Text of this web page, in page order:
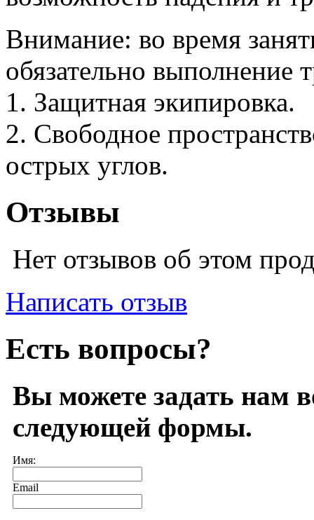
Внимание: во время
обязательно выполнение
1. Защитная экипировка.
2. Свободное
острых углов.
Отзывы
Нет отзывов об этом
Написать отзыв
Есть вопросы?
Вы можете задать нам
следующей формы.
Имя:
Email